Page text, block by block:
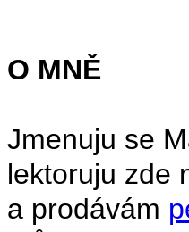
O MNĚ
Jmenuju se
lektoruju zde
a prodávám